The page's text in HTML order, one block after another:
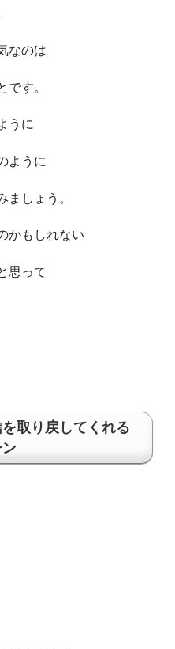
なのは
です。
うに
ように
ましょう。
かもしれない
思って
取り戻してくれる